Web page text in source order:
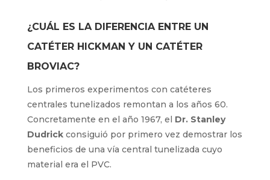
¿CUÁL ES LA DIFERENCIA ENTRE UN
CATÉTER HICKMAN Y UN CATÉTER
centrales tunelizados remontan a los años 60.
Dudrick
consiguió por primero vez demostrar
los beneficios de una vía central tunelizada